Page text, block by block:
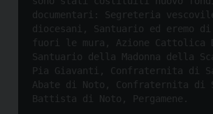
documentari: Segreteria
diocesani, Santuario ed eremo di
fuori le mura, Azione Cattolica
Santuario della Madonna della
Pia Giavanti, Confraternita di
Abate di Noto, Confraternita di
Battista di Noto, Pergamene.